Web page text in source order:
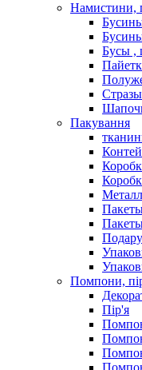
Намистини,
Бусы ,
Пакування
Помпони,
Пір'я